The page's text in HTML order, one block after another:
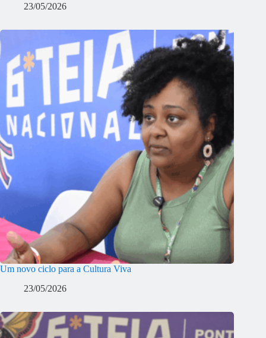
23/05/2026
Um novo ciclo para a Cultura Viva
23/05/2026